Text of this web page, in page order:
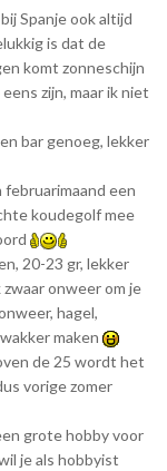
Spanje ook altijd
is dat de
komt zonneschijn
zijn, maar ik niet
bar genoeg, lekker
februarimaand een
koudegolf mee
20-23 gr, lekker
onweer om je
hagel,
maken
de 25 wordt het
vorige zomer
grote hobby voor
je als hobbyist